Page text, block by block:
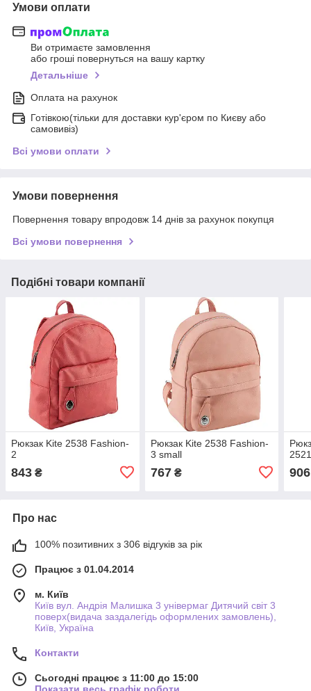
Умови оплати
Ви отримаєте замовлення
або гроші повернуться на вашу картку
Детальніше
Оплата на рахунок
Готівкою(тільки для доставки кур'єром по Києву або
самовивіз)
Всі умови оплати
Умови повернення
Повернення товару впродовж 14 днів за рахунок покупця
Всі умови повернення
Подібні товари компанії
Рюкзак Kite 2538 Fashion-
2
843 ₴
Рюкзак Kite 2538 Fashion-
3 small
767₴ 906
Про нас
100% позитивних з 306 відгуків за рік
Працює з 01.04.2014
м. Київ
Київ вул. Андрія Малишка 3 універмаг Дитячий світ 3
поверх(видача заздалегідь оформлених замовлень),
Київ, Україна
Контакти
Сьогодні працює з 11:00 до 15:00